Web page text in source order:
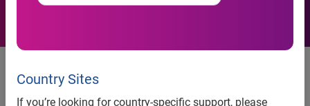
Country Sites
If you’re looking for country-specific support, please
Antallet af konkurser fortsætter
nedad. En positiv udvikling